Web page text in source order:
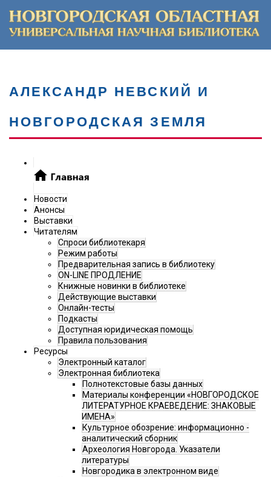
АЛЕКСАНДР НЕВСКИЙ И
НОВГОРОДСКАЯ ЗЕМЛЯ
Новости
Анонсы
Выставки
Читателям
Спроси библиотекаря
Режим работы
Предварительная запись в библиотеку
ON-LINE ПРОДЛЕНИЕ
Книжные новинки в библиотеке
Действующие выставки
Онлайн-тесты
Подкасты
Доступная юридическая помощь
Правила пользования
Ресурсы
Электронный каталог
Электронная библиотека
Полнотекстовые базы данных
Материалы конференции «НОВГОРОДСКОЕ
ЛИТЕРАТУРНОЕ КРАЕВЕДЕНИЕ: ЗНАКОВЫЕ
ИМЕНА»
Культурное обозрение: информационно -
аналитический сборник
Археология Новгорода. Указатели
литературы
Новгородика в электронном виде